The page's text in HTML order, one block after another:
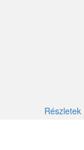
Részletek